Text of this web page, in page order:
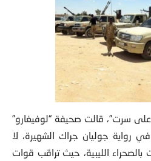
سرت”، قالت صحيفة “لوفيغارو”
رواية جوليان جراك الشهيرة، لا
الليبية، حيث تراقب قوات